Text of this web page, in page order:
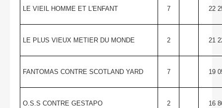
LE VIEIL HOMME ET L'ENFANT 7 22
LE PLUS VIEUX METIER DU MONDE 2 21
FANTOMAS CONTRE SCOTLAND YARD 7 19
O.S.S CONTRE GESTAPO 2 16